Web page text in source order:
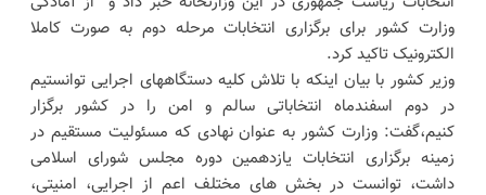
وزارت کشور برای برگزاری انتخابات مرحله دوم به صورت کاملا
الکترونیک تاکید کرد.
وزیر کشور با بیان اینکه با تلاش کلیه دستگاههای اجرایی توانستیم
در دوم اسفندماه انتخاباتی سالم و امن را در کشور برگزار
کنیم،گفت: وزارت کشور به عنوان نهادی که مسئولیت مستقیم در
زمینه برگزاری انتخابات یازدهمین دوره مجلس شورای اسلامی
داشت، توانست در بخش های مختلف اعم از اجرایی، امنیتی،